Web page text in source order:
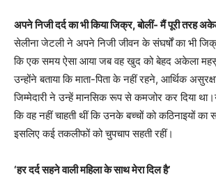
अपने निजी दर्द का भी किया जिक्र, बोलीं- मैं पूरी तरह
सेलीना जेटली ने अपने निजी जीवन के संघर्षों का भी
कि एक समय ऐसा आया जब वह खुद को बेहद अकेला
उन्होंने बताया कि माता-पिता के नहीं रहने, आर्थिक
जिम्मेदारी ने उन्हें मानसिक रूप से कमजोर कर दिया
कि वह नहीं चाहती थीं कि उनके बच्चों को कठिनाइयों का
इसलिए कई तकलीफों को चुपचाप सहती रहीं।
‘हर दर्द सहने वाली महिला के साथ मेरा दिल है’